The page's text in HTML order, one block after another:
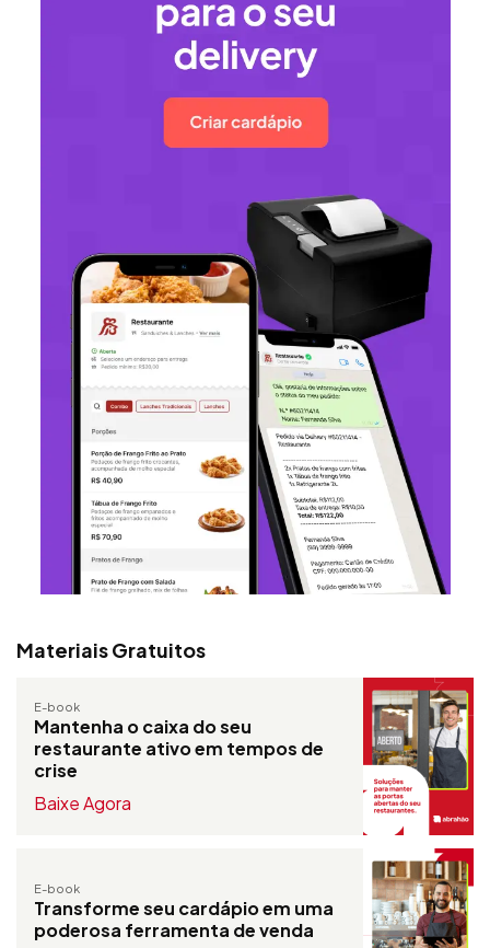
Materiais Gratuitos
E-book
Mantenha o caixa do seu
restaurante ativo em tempos de
crise
Baixe Agora
E-book
Transforme seu cardápio em uma
poderosa ferramenta de venda